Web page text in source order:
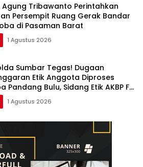
Agung Tribawanto Perintahkan
Persempit Ruang Gerak Bandar
di Pasaman Barat
1 Agustus 2026
Sumbar Tegas! Dugaan
Etik Anggota Diproses
Pandang Bulu, Sidang Etik AKBP F
1 Agustus 2026